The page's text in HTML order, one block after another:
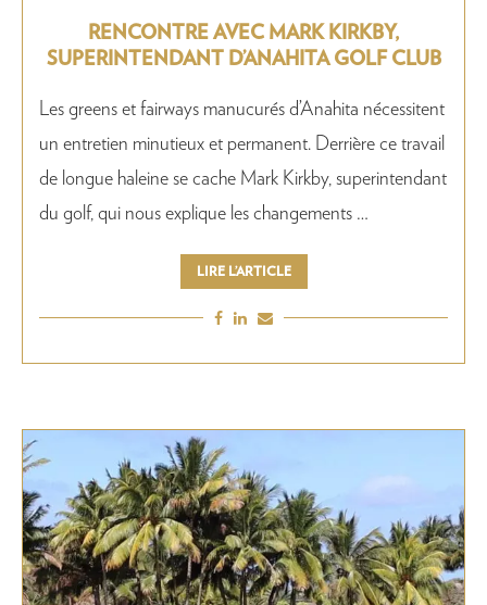
RENCONTRE AVEC MARK KIRKBY,
SUPERINTENDANT D’ANAHITA GOLF CLUB
Les greens et fairways manucurés d’Anahita nécessitent
un entretien minutieux et permanent. Derrière ce travail
de longue haleine se cache Mark Kirkby, superintendant
du golf, qui nous explique les changements …
LIRE L’ARTICLE